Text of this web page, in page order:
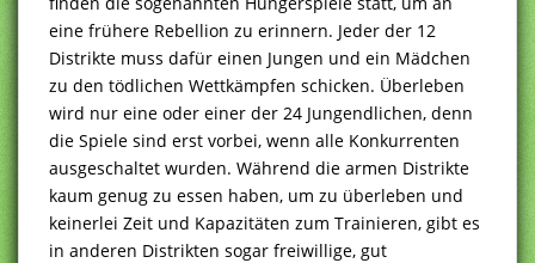
eine frühere Rebellion zu erinnern. Jeder der 12
Distrikte muss dafür einen Jungen und ein Mädchen
zu den tödlichen Wettkämpfen schicken. Überleben
wird nur eine oder einer der 24 Jungendlichen, denn
die Spiele sind erst vorbei, wenn alle Konkurrenten
ausgeschaltet wurden. Während die armen Distrikte
kaum genug zu essen haben, um zu überleben und
keinerlei Zeit und Kapazitäten zum Trainieren, gibt es
in anderen Distrikten sogar freiwillige, gut